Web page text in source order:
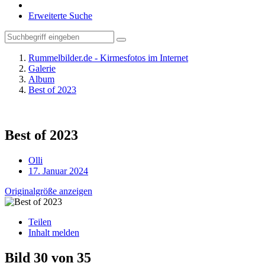
Erweiterte Suche
Rummelbilder.de - Kirmesfotos im Internet
Galerie
Album
Best of 2023
Best of 2023
Olli
17. Januar 2024
Originalgröße anzeigen
Teilen
Inhalt melden
Bild 30 von 35